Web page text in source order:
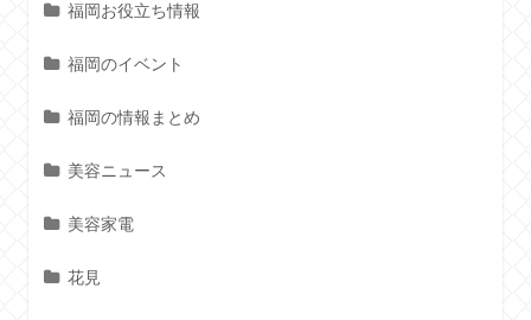
福岡お役立ち情報
福岡のイベント
福岡の情報まとめ
美容ニュース
美容家電
花見